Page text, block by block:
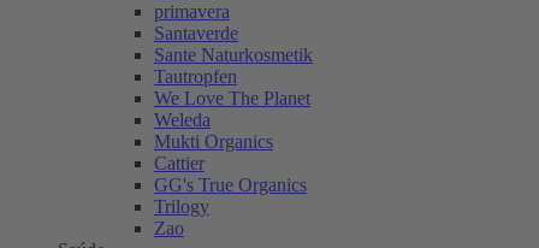
primavera
Santaverde
Sante Naturkosmetik
Tautropfen
We Love The Planet
Weleda
Mukti Organics
Cattier
GG's True Organics
Trilogy
Zao